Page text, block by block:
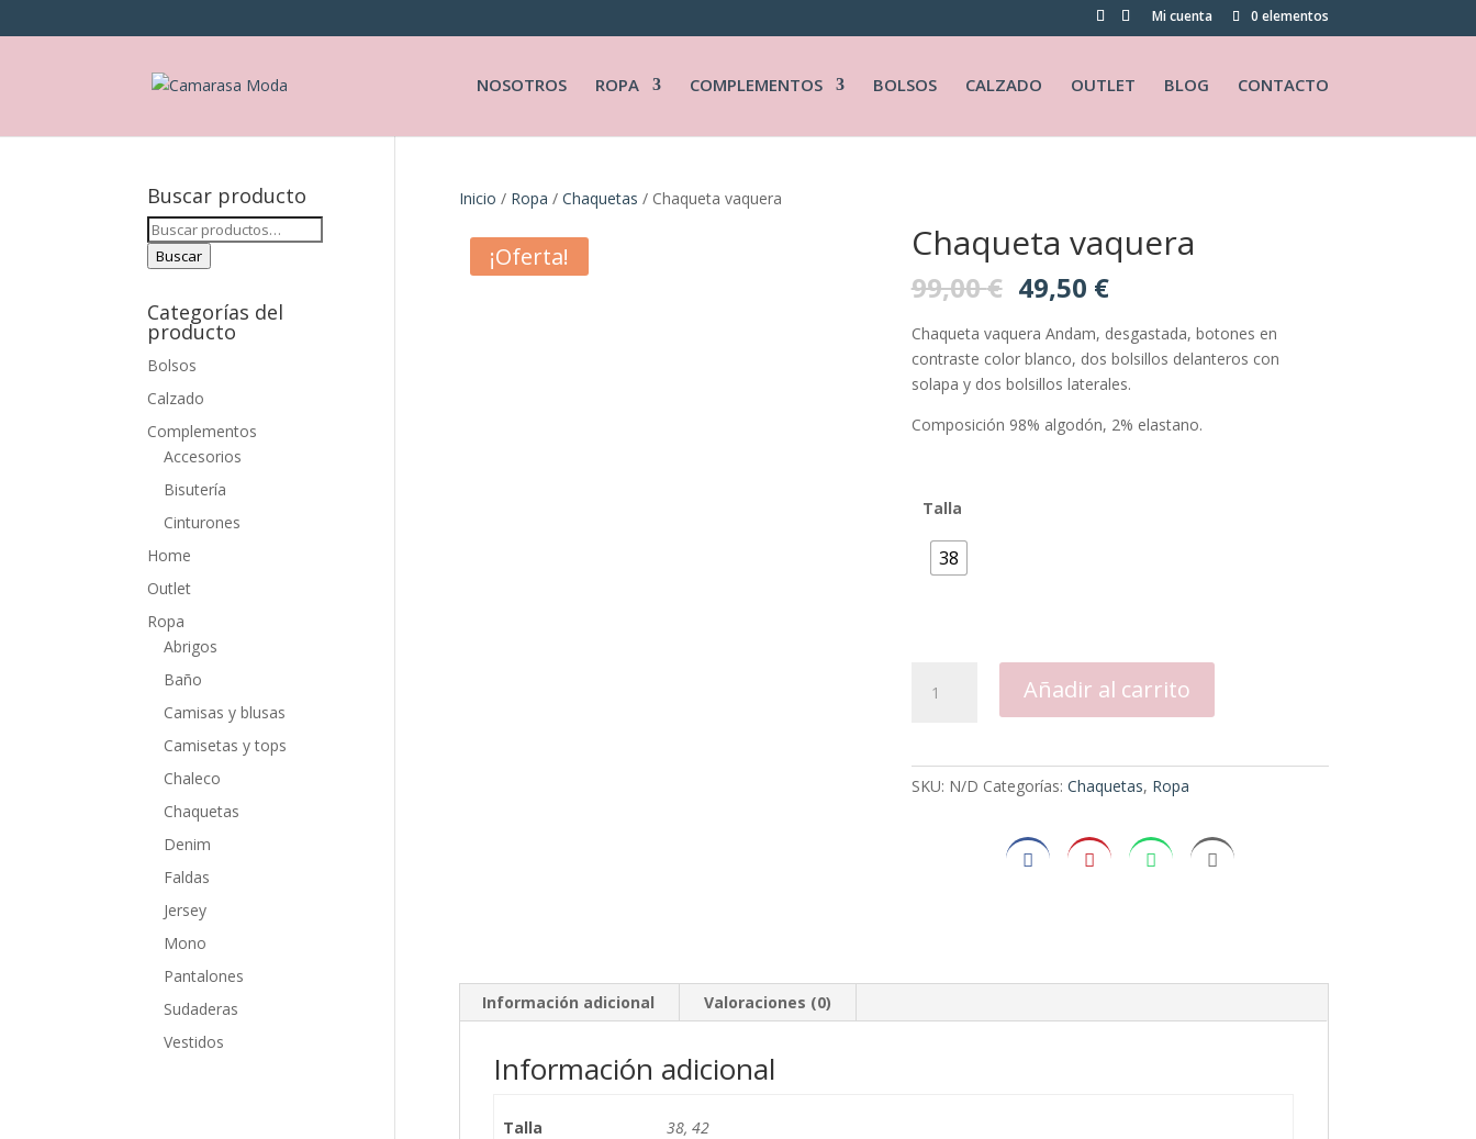
Mi cuenta 0 elementos
NOSOTROS ROPA COMPLEMENTOS BOLSOS CALZADO OUTLET BLOG CONTACTO
Inicio / Ropa / Chaquetas / Chaqueta vaquera
¡Oferta! Chaqueta vaquera
99,00€ El
precio
original
era:
99,00 €.
49,50 €El
actual
es:
49,50 €.
Chaqueta vaquera Andam, desgastada, botones en
contraste color blanco, dos bolsillos delanteros con
solapa y dos bolsillos laterales.
Composición 98% algodón, 2% elastano.
Talla
38
vaquera
Añadir al carrito
SKU: N/D Categorías: Chaquetas, Ropa
Información adicional Valoraciones (0)
Información adicional
Talla 38, 42
Buscar producto
Buscar
por:
Buscar
Categorías del
producto
Bolsos
Calzado
Complementos
Accesorios
Bisutería
Cinturones
Home
Outlet
Ropa
Abrigos
Baño
Camisas y blusas
Camisetas y tops
Chaleco
Chaquetas
Denim
Faldas
Jersey
Mono
Pantalones
Sudaderas
Vestidos